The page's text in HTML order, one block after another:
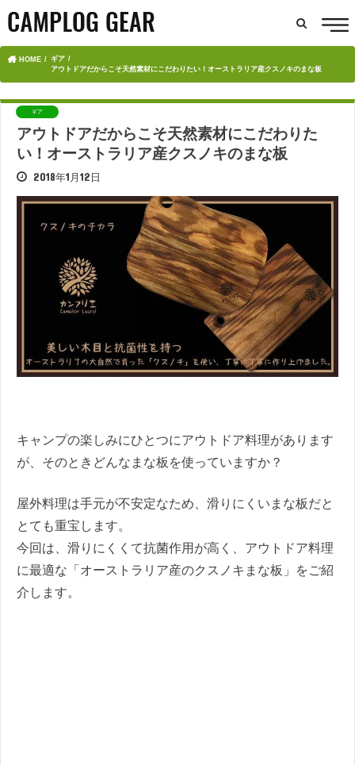
HOME
ギア
アウトドアだからこそ天然素材にこだわりたい！オーストラリア産クスノキのまな板
ギア
アウトドアだからこそ天然素材にこだわりた
い！オーストラリア産クスノキのまな板
2018年1月12日
キャンプの楽しみにひとつにアウトドア料理があります
が、そのときどんなまな板を使っていますか？
屋外料理は手元が不安定なため、滑りにくいまな板だと
とても重宝します。
今回は、滑りにくくて抗菌作用が高く、アウトドア料理
に最適な「オーストラリア産のクスノキまな板」をご紹
介します。